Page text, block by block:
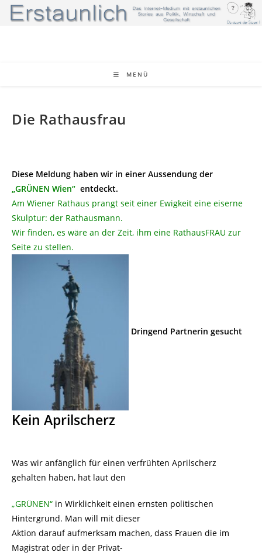
Zum
Inhalt
MENÜ
Die Rathausfrau
Diese Meldung haben wir in einer Aussendung der
„GRÜNEN Wien“ entdeckt.
Am Wiener Rathaus prangt seit einer Ewigkeit eine eiserne
Skulptur: der Rathausmann.
Wir finden, es wäre an der Zeit, ihm eine RathausFRAU zur
Seite zu stellen.
Dringend Partnerin gesucht
Kein Aprilscherz
Was wir anfänglich für einen verfrühten Aprilscherz
gehalten haben, hat laut den
„GRÜNEN“ in Wirklichkeit einen ernsten politischen
Hintergrund. Man will mit dieser
Aktion darauf aufmerksam machen, dass Frauen die im
Magistrat oder in der Privat-